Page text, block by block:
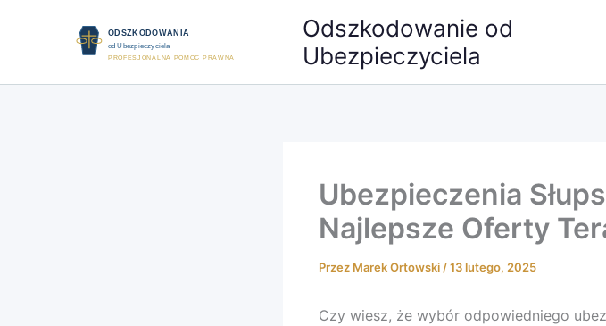
Odszkodowanie od
Ubezpieczyciela
Ubezpieczenia
Najlepsze Oferty
Przez Marek Ortowski /13 lutego, 2025
Czy wiesz, że wybór odpowiedniego